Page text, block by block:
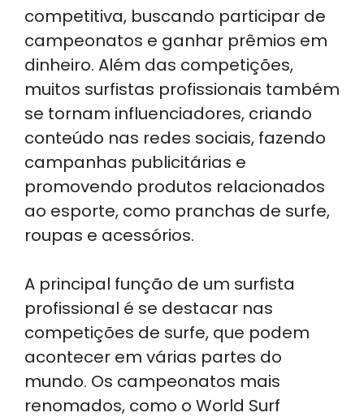
competitiva, buscando participar de
campeonatos e ganhar prêmios em
dinheiro. Além das competições,
muitos surfistas profissionais também
se tornam influenciadores, criando
conteúdo nas redes sociais, fazendo
campanhas publicitárias e
promovendo produtos relacionados
ao esporte, como pranchas de surfe,
roupas e acessórios.
A principal função de um surfista
profissional é se destacar nas
competições de surfe, que podem
acontecer em várias partes do
mundo. Os campeonatos mais
renomados, como o World Surf